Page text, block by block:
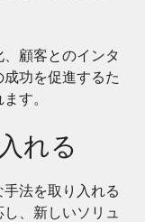
顧客とのインタ
功を促進するた
す。
れる
法を取り入れる
、新しいソリュ